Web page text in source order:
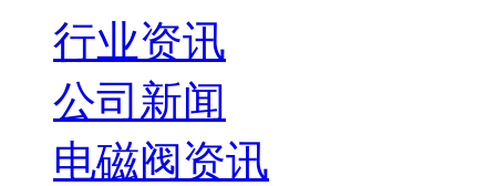
行业资讯
公司新闻
电磁阀资讯